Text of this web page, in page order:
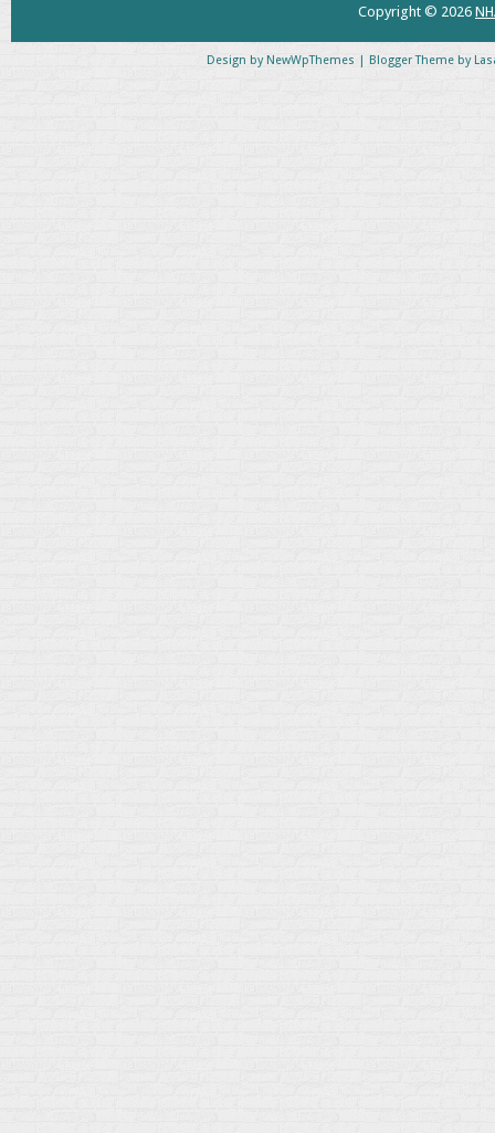
Copyright © 2026
Design by NewWpThemes | Blogger Theme by